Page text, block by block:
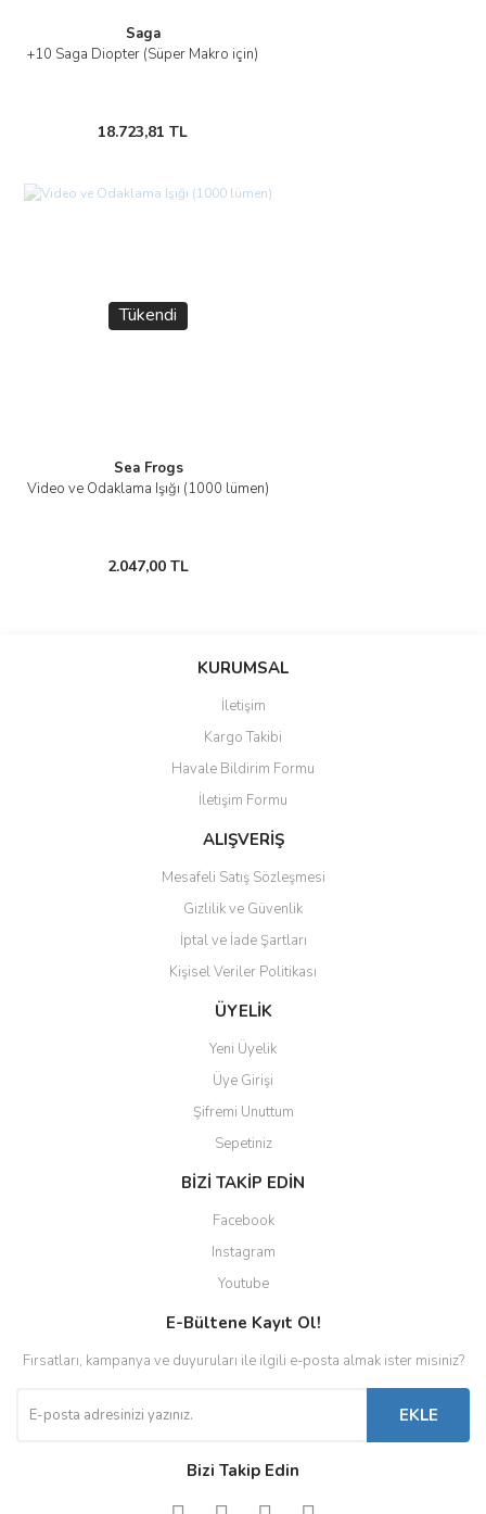
Saga
+10 Saga Diopter (Süper Makro için)
18.723,81 TL
Tükendi
Sea Frogs
Video ve Odaklama Işığı (1000 lümen)
2.047,00 TL
KURUMSAL
İletişim
Kargo Takibi
Havale Bildirim Formu
İletişim Formu
ALIŞVERİŞ
Mesafeli Satış Sözleşmesi
Gizlilik ve Güvenlik
İptal ve İade Şartları
Kişisel Veriler Politikası
ÜYELİK
Yeni Üyelik
Üye Girişi
Şifremi Unuttum
Sepetiniz
BİZİ TAKİP EDİN
Facebook
Instagram
Youtube
E-Bültene Kayıt Ol!
Fırsatları, kampanya ve duyuruları ile ilgili e-posta almak ister misiniz?
EKLE
Bizi Takip Edin